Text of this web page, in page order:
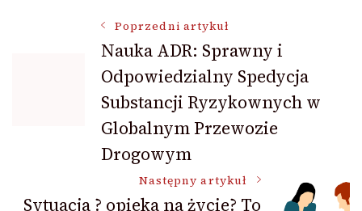
Nawigacja
wpisu
Poprzedni artykuł
Nauka ADR: Sprawny i
Odpowiedzialny Spedycja
Substancji Ryzykownych w
Globalnym Przewozie
Drogowym
Następny artykuł
Sytuacja ? opieka na życie? To